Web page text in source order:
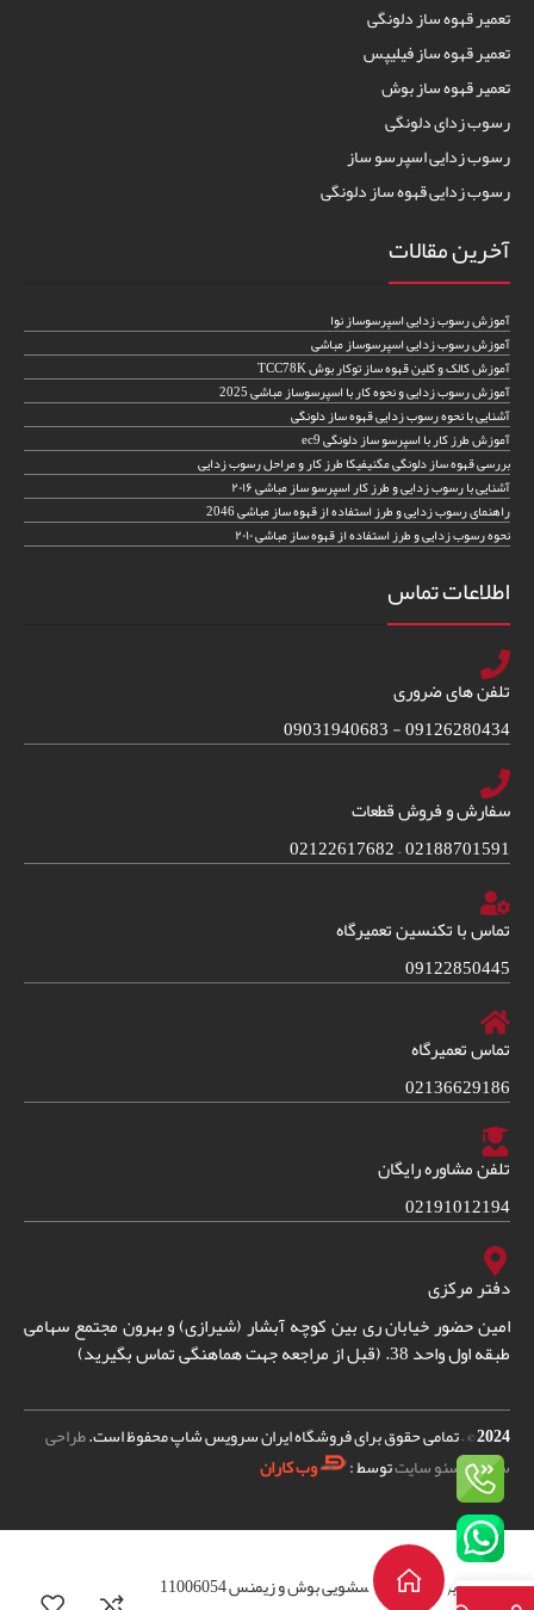
تعمیر قهوه ساز دلونگی
تعمیر قهوه ساز فیلیپس
تعمیر قهوه ساز بوش
رسوب زدای دلونگی
رسوب زدایی اسپرسو ساز
رسوب زدایی قهوه ساز دلونگی
آخرین مقالات
آموزش رسوب زدایی اسپرسوساز نوا
آموزش رسوب زدایی اسپرسوساز مباشی
آموزش کالک و کلین قهوه ساز توکار بوش TCC78K
آموزش رسوب زدایی و نحوه کار با اسپرسوساز مباشی 2025
آشنایی با نحوه رسوب زدایی قهوه ساز دلونگی
آموزش طرز کار با اسپرسو ساز دلونگی ec9
بررسی قهوه ساز دلونگی مگنیفیکا طرز کار و مراحل رسوب زدایی
آشنایی با رسوب زدایی و طرز کار اسپرسو ساز مباشی ۲۰۱۶
راهنمای رسوب زدایی و طرز استفاده از قهوه ساز مباشی 2046
نحوه رسوب زدایی و طرز استفاده از قهوه ساز مباشی ۲۰۱۰
اطلاعات تماس
تلفن های ضروری
09126280434 - 09031940683
سفارش و فروش قطعات
02188701591 – 02122617682
تماس با تکنسین تعمیرگاه
09122850445
تماس تعمیرگاه
02136629186
تلفن مشاوره رایگان
02191012194
دفتر مرکزی
امین حضور خیابان ری بین کوچه آبشار (شیرازی) و بهرون مجتمع سهامی
طبقه اول واحد 38. (قبل از مراجعه جهت هماهنگی تماس بگیرید)
2024© – تمامی حقوق برای فروشگاه ایران سرویس شاپ محفوظ است.طراحی
سایتوسئو سایتتوسط : وب کاران
برد اینورتر لباسشویی بوش و زیمنس 11006054